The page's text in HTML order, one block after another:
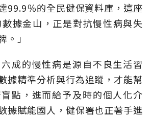
99.9％的全民健保資料庫，這座
據金山，正是對抗慢性病與失
。」
成的慢性病是源自不良生活習
據精準分析與行為追蹤，才能幫
點，進而給予及時的個人化介
據賦能國人，健保署也正著手進